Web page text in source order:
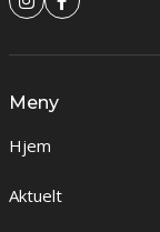
Meny
Hjem
Aktuelt